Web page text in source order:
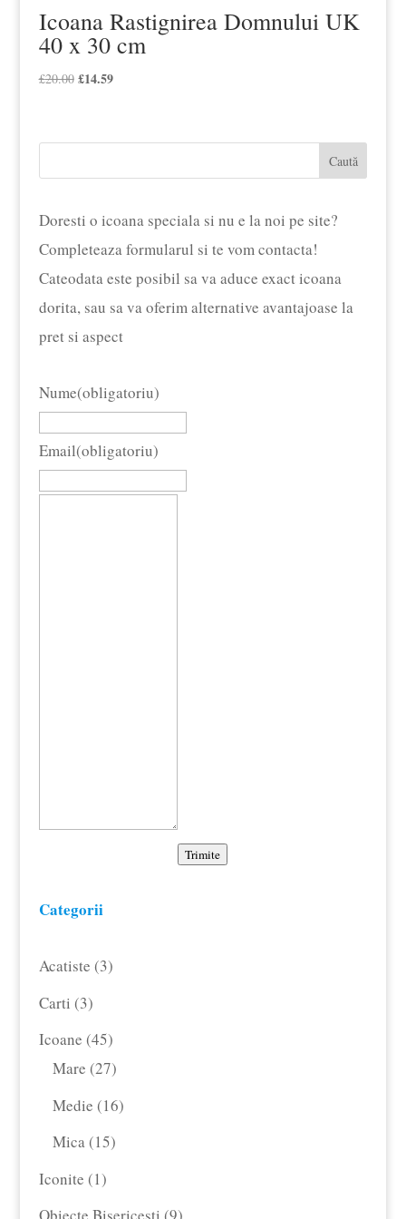
Icoana Rastignirea Domnului UK
40 x 30 cm
£20.00 Prețul
fost:
£14.59Prețul
£14.59.
Caută
Doresti o icoana speciala si nu e la noi pe site?
Completeaza formularul si te vom contacta!
Cateodata este posibil sa va aduce exact icoana
dorita, sau sa va oferim alternative avantajoase la
pret si aspect
Nume(obligatoriu)
Email(obligatoriu)
Trimite
Categorii
Acatiste 33
Carti 33
produse
Icoane 4545
de
produse
Mare 2727
de
Medie 1616
Mica 1515
Iconite 11
produs
9